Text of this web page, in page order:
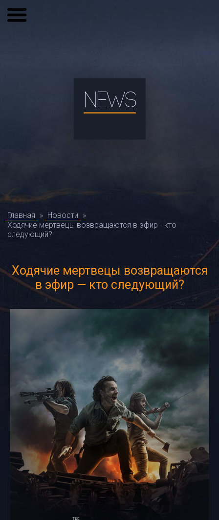
NEWS
Главная » Новости »
Ходячие мертвецы возвращаются в эфир - кто
следующий?
Ходячие мертвецы возвращаются
в эфир — кто следующий?